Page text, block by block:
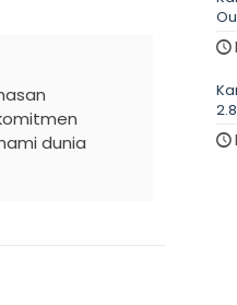
dunia